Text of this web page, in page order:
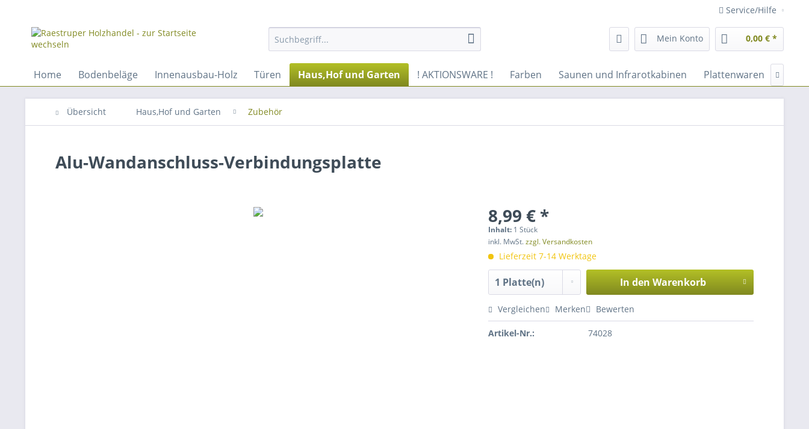
Service/Hilfe
Mein Konto 0,00 € *
Home Bodenbeläge Innenausbau-Holz Türen Haus,Hof und Garten ! AKTIONSWARE ! Farben Saunen und Infrarotkabinen Plattenwaren 
Übersicht Haus,Hof und Garten Zubehör
Alu-Wandanschluss-Verbindungsplatte
8,99 € *
Inhalt: 1 Stück
inkl. MwSt.zzgl. Versandkosten
Lieferzeit 7-14 Werktage
In den Warenkorb
Vergleichen Merken Bewerten
Artikel-Nr.: 74028